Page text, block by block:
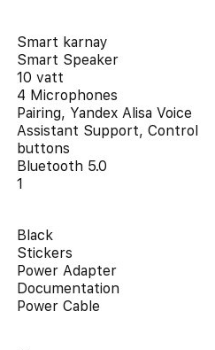
Smart karnay
Smart Speaker
10 vatt
4 Microphones
Pairing, Yandex Alisa Voice
Assistant Support, Control
buttons
Bluetooth 5.0
1
Black
Stickers
Power Adapter
Documentation
Power Cable